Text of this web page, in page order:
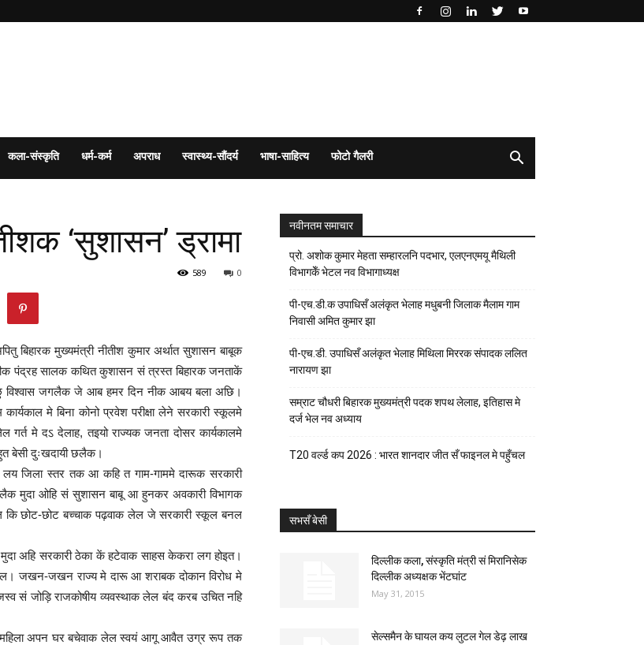
कला-संस्कृति धर्म-कर्म अपराध स्वास्थ्य-सौंदर्य भाषा-साहित्य फोटो गैलरी
‘सुशासन’ ड्रामा
0
589
बिहारक मुख्यमंत्री नीतीश कुमार अर्थात सुशासन बाबूक
पंद्रह सालक कथित कुशासन सं त्रस्त बिहारक जनताकें
विश्वास जगलैक जे आब हमर दिन नीक आबय बला अछि।
मे बिना कोनो प्रवेश परीक्षा लेने सरकारी स्कूलमे
गर्त मे दऽ देलाह, तइयो राज्यक जनता दोसर कार्यकालमे
बेसी दुःखदायी छलैक।
जिला स्तर तक आ कहि त गाम-गाममे दारूक सरकारी
मुदा ओहि सं सुशासन बाबू आ हुनकर अवकारी विभागक
कि छोट-छोट बच्चाक पढ़वाक लेल जे सरकारी स्कूल बनल
अहि सरकारी ठेका कें हटेवाक साहस केकरा लग होइत।
जखन-जखन राज्य मे दारू आ शराबक दोकान विरोध मे
सं जोड़ि राजकोषीय व्यवस्थाक लेल बंद करब उचित नहि
महिला अपन घर बचेवाक लेल स्वयं आगू आवैत उग्र रूप तक
नवीनतम समाचार
प्रो. अशोक कुमार मेहता सम्हारलनि पदभार, एलएनएमयू मैथिली
विभागकेँ भेटल नव विभागाध्यक्ष
पी-एच.डी.क उपाधिसँ अलंकृत भेलाह मधुबनी जिलाक मैलाम गाम
निवासी अमित कुमार झा
पी-एच.डी. उपाधिसँ अलंकृत भेलाह मिथिला मिररक संपादक ललित
नारायण झा
सम्राट चौधरी बिहारक मुख्यमंत्री पदक शपथ लेलाह, इतिहास मे
दर्ज भेल नव अध्याय
T20 वर्ल्ड कप 2026 : भारत शानदार जीत सँ फाइनल मे पहुँचल
सभसँ बेसी
दिल्लीक कला, संस्कृति मंत्री सं मिरानिसेक
दिल्लीक अध्यक्षक भेंटघांट
May 31, 2015
सेल्समैन के घायल कय लुटल गेल डेढ़ लाख